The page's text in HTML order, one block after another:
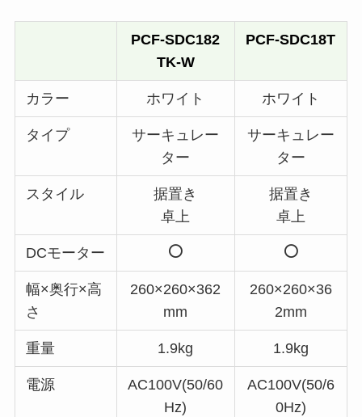
PCF-SDC182
TK-W
PCF-SDC18T
カラー ホワイト ホワイト
タイプ
サーキュレー
ター
サーキュレー
ター
スタイル
据置き
卓上
据置き
卓上
DCモーター
幅×奥行×高
さ
260×260×362
mm
260×260×36
2mm
重量 1.9kg 1.9kg
電源
AC100V(50/60
Hz)
AC100V(50/6
0Hz)